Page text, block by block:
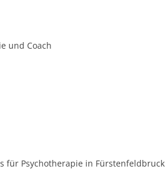
und Coach
für Psychotherapie in